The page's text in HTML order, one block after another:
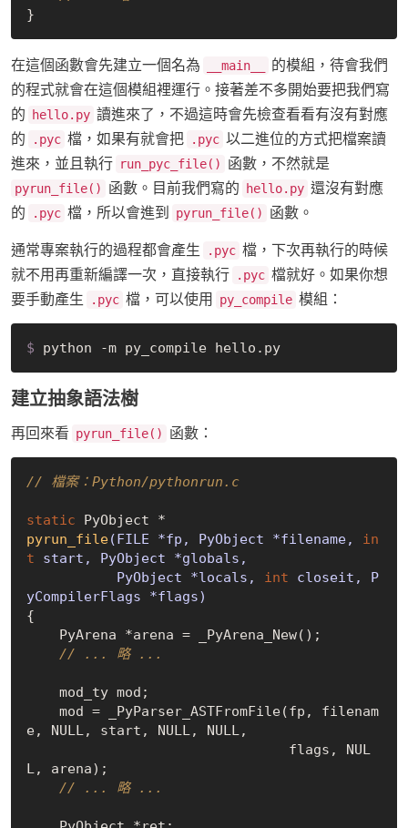
在這個函數會先建立一個名為 __main__
的模組，待會我們
的程式就會在這個模組裡運行。接著差不多開始要把我們寫
的
hello.py 讀進來了，不過這時會先檢查看看有沒有對應
的
.pyc 檔，如果有就會把 .pyc 以二進位的方式把檔案讀
進來，並且執行 run_pyc_file() 函數，不然就是
pyrun_file() 函數。目前我們寫的 hello.py 還沒有對應
的
.pyc 檔，所以會進到 pyrun_file() 函數。
通常專案執行的過程都會產生 .pyc 檔，下次再執行的時候
就不用再重新編譯一次，直接執行
.pyc 檔就好。如果你想
要手動產生
.pyc 檔，可以使用 py_compile 模組：
$ python -m py_compile hello.py
建立抽象語法樹
再回來看 pyrun_file() 函數：
// 檔案：Python/pythonrun.c
static
pyrun_file(FILE *fp, PyObject *filename, in
t start, PyObject *globals,
           PyObject *locals,
int closeit, P
yCompilerFlags *flags)
{
// ... 略 ...
e, NULL, start, NULL, NULL,
                                flags,
NUL
L, arena);
// ... 略 ...